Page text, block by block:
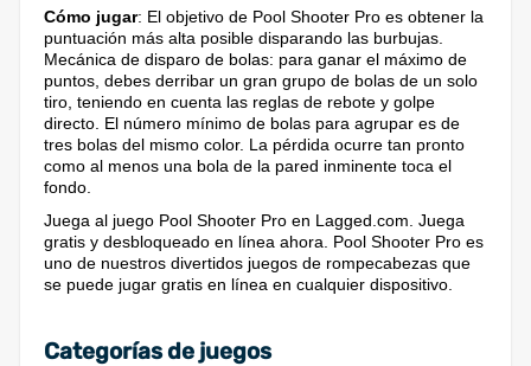
Cómo jugar: El objetivo de Pool Shooter Pro es obtener la
puntuación más alta posible disparando las burbujas.
Mecánica de disparo de bolas: para ganar el máximo de
puntos, debes derribar un gran grupo de bolas de un solo
tiro, teniendo en cuenta las reglas de rebote y golpe
directo. El número mínimo de bolas para agrupar es de
tres bolas del mismo color. La pérdida ocurre tan pronto
como al menos una bola de la pared inminente toca el
fondo.
Juega al juego Pool Shooter Pro en Lagged.com. Juega
gratis y desbloqueado en línea ahora. Pool Shooter Pro es
uno de nuestros divertidos juegos de rompecabezas que
se puede jugar gratis en línea en cualquier dispositivo.
Categorías de juegos